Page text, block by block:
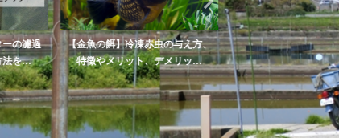
の濾過
法を...
【金魚の餌】冷凍赤虫の与え方、
特徴やメリット、デメリッ...
【金魚】桜錦の特徴や
します【赤勝ち・